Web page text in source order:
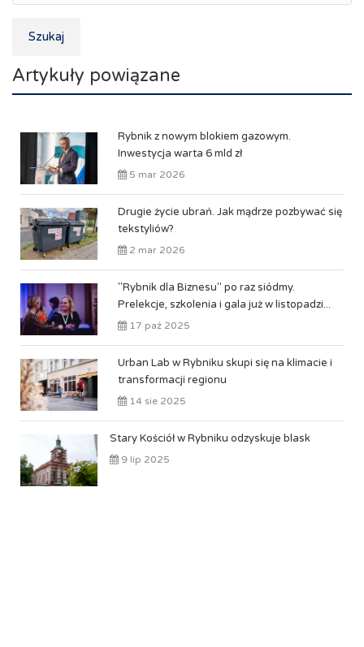
Szukaj
Artykuły powiązane
Rybnik z nowym blokiem gazowym.
Inwestycja warta 6 mld zł
5 mar 2026
Drugie życie ubrań. Jak mądrze pozbywać się
tekstyliów?
2 mar 2026
"Rybnik dla Biznesu" po raz siódmy.
Prelekcje, szkolenia i gala już w listopadzi...
17 paź 2025
Urban Lab w Rybniku skupi się na klimacie i
transformacji regionu
14 sie 2025
Stary Kościół w Rybniku odzyskuje blask
9 lip 2025